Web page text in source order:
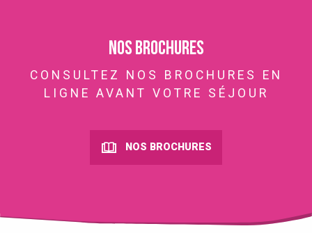
Nos brochures
CONSULTEZ NOS BROCHURES EN
LIGNE AVANT VOTRE SÉJOUR
NOS BROCHURES